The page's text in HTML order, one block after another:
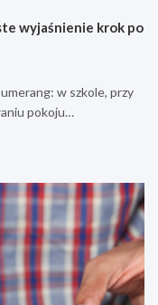
wyjaśnienie krok po
w szkole, przy
pokoju…